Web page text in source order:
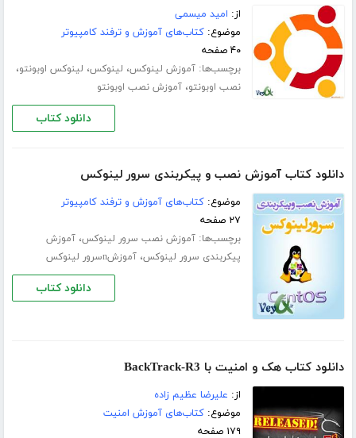
از: امید میسمی
موضوع:کتاب‌های آموزش و ترفند کامپیوتر
۴۰ صفحه
برچسب‌ها:آموزش لینوکس، لینوکس، لینوکس اوبونتو،
نصب اوبونتو،آموزش نصب اوبونتو
دانلود کتاب
دانلود کتاب آموزش نصب و پیکربندی سرور لینوکس
موضوع:کتاب‌های آموزش و ترفند کامپیوتر
۲۷ صفحه
برچسب‌ها:آموزش نصب سرور لینوکس،آموزش
پیکربندی سرور لینوکس،آموزشnسرور لینوکس
دانلود کتاب
دانلود کتاب هک و امنیت با BackTrack-R3
از: علیرضا عظیم زاده
موضوع:کتاب‌های آموزش امنیت
۱۷۹ صفحه